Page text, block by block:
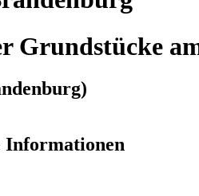
Grundstücke
Informationen